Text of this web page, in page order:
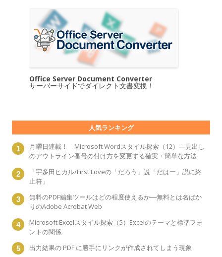
Office Server Document Converter
サーバーサイドでダイレクト文書変換！
人気ランキング
月曜日連載！ Microsoft Wordスタイル探索（12）―見出し
のアウトライン番号の付け方を変更する確実・簡単な方法
「宇多田ヒカル/First Loveの「だろう」説「だはー」説に終
止符」
無料のPDF編集ツールはどの程度使えるか―無料とは名ばか
りのAdobe Acrobat Web
Microsoft Excelスタイル探索（5）Excelのテーマと標準フォ
ントの関係
出力結果の PDF に勝手にリンクが作成されてしまう現象